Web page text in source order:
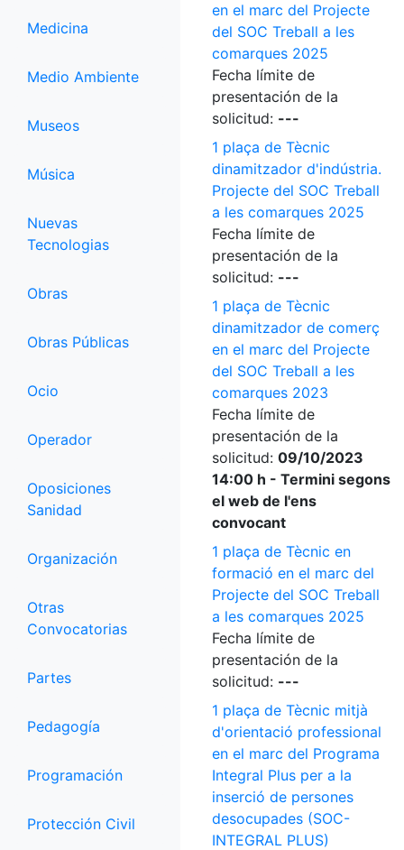
Medicina
Medio Ambiente
Museos
Música
Nuevas
Tecnologias
Obras
Obras Públicas
Ocio
Operador
Oposiciones
Sanidad
Organización
Otras
Convocatorias
Partes
Pedagogía
Programación
Protección Civil
en el marc del Projecte
del SOC Treball a les
comarques 2025
Fecha límite de
presentación de la
solicitud: ---
1 plaça de Tècnic
dinamitzador d'indústria.
Projecte del SOC Treball
a les comarques 2025
Fecha límite de
presentación de la
solicitud: ---
1 plaça de Tècnic
dinamitzador de comerç
en el marc del Projecte
del SOC Treball a les
comarques 2023
Fecha límite de
presentación de la
solicitud: 09/10/2023
14:00 h - Termini segons
el web de l'ens
convocant
1 plaça de Tècnic en
formació en el marc del
Projecte del SOC Treball
a les comarques 2025
Fecha límite de
presentación de la
solicitud: ---
1 plaça de Tècnic mitjà
d'orientació professional
en el marc del Programa
Integral Plus per a la
inserció de persones
desocupades (SOC-
INTEGRAL PLUS)